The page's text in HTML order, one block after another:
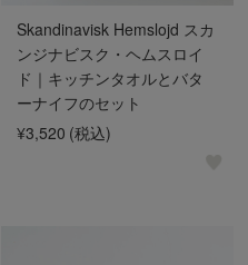
Skandinavisk Hemslojd スカ
ンジナビスク・ヘムスロイ
ド｜キッチンタオルとバタ
ーナイフのセット
¥3,520 (税込)